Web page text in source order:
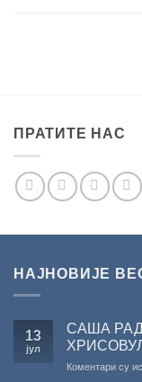
ПРАТИТЕ НАС
НАЈНОВИЈЕ
13
јул
САША
Коментари су